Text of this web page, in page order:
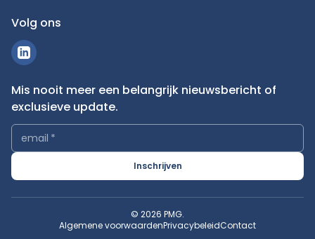
Volg ons
Mis nooit meer een belangrijk nieuwsbericht of
exclusieve update.
email *
Inschrijven
© 2026 PMG.
Algemene voorwaardenPrivacybeleidContact